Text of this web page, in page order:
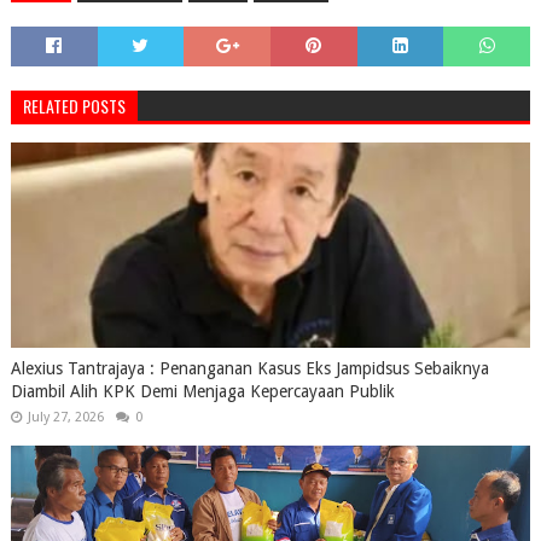
RELATED POSTS
Alexius Tantrajaya : Penanganan Kasus Eks Jampidsus Sebaiknya
Diambil Alih KPK Demi Menjaga Kepercayaan Publik
July 27, 2026 0